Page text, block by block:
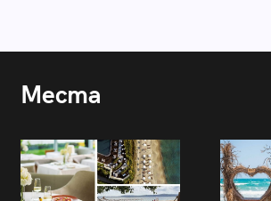
Места